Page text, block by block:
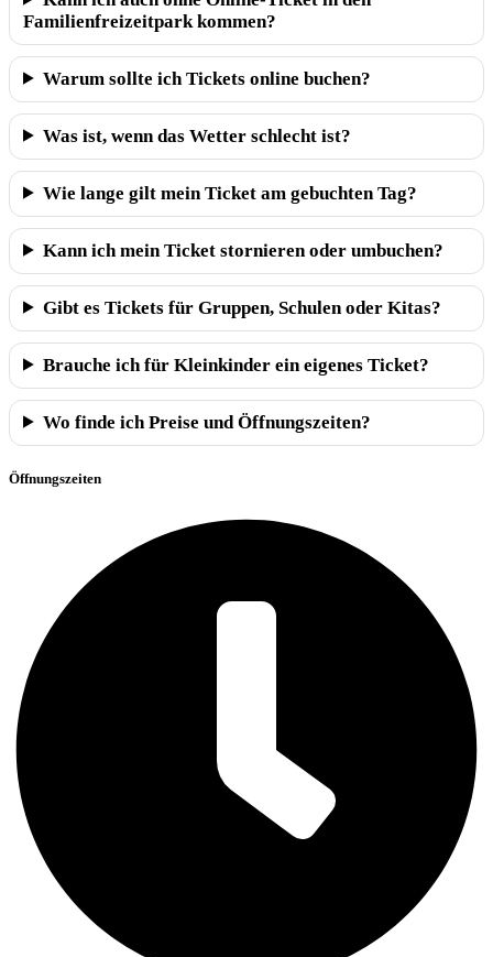
Familienfreizeitpark kommen?
Warum sollte ich Tickets online buchen?
Was ist, wenn das Wetter schlecht ist?
Wie lange gilt mein Ticket am gebuchten Tag?
Kann ich mein Ticket stornieren oder umbuchen?
Gibt es Tickets für Gruppen, Schulen oder Kitas?
Brauche ich für Kleinkinder ein eigenes Ticket?
Wo finde ich Preise und Öffnungszeiten?
Öffnungszeiten